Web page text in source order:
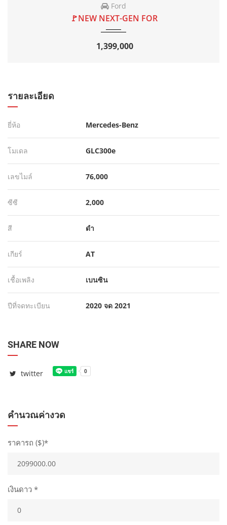
BYD
🚩 BYD SEALION6 1.
759,000
รายละเอียด
ยี่ห้อ Mercedes-Benz
โมเดล GLC300e
เลขไมล์ 76,000
ซีซี 2,000
สี ดำ
เกียร์ AT
เชื้อเพลิง เบนซิน
ปีที่จดทะเบียน 2020 จด 2021
SHARE NOW
twitter
คำนวณค่างวด
ราคารถ ($)*
เงินดาว *